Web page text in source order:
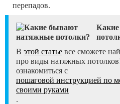
перепадов.
В этой статье все сможете
про виды натяжных
ознакомиться с
пошаговой инструкцией по
своими руками
.